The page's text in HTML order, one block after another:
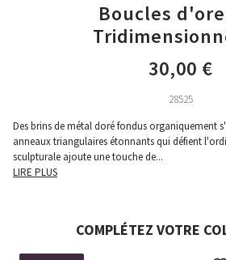
Boucles
30,00 €
28525
Des brins de métal doré fondus organiquement
anneaux triangulaires étonnants qui défient
sculpturale ajoute une touche de...
LIRE PLUS
COMPLÉTEZ VOTRE